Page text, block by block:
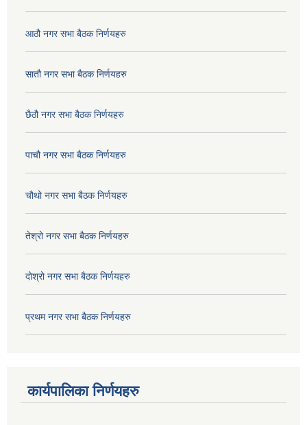
आठौ नगर सभा बैठक निर्णयहरु
सातौ नगर सभा बैठक निर्णयहरु
छैठौ नगर सभा बैठक निर्णयहरु
पाचौ नगर सभा बैठक निर्णयहरु
चौथो नगर सभा बैठक निर्णयहरु
तेश्रो नगर सभा बैठक निर्णयहरु
दोश्रो नगर सभा बैठक निर्णयहरु
प्रथम नगर सभा बैठक निर्णयहरु
कार्यपालिका निर्णयहरु